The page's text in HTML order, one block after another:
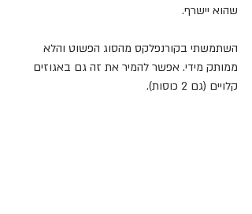
שהוא יישרף.
השתמשתי בקורנפלקס מהסוג הפשוט והלא
ממותק מידי. אפשר להמיר את זה גם באגוזים
קלויים (גם 2 כוסות).